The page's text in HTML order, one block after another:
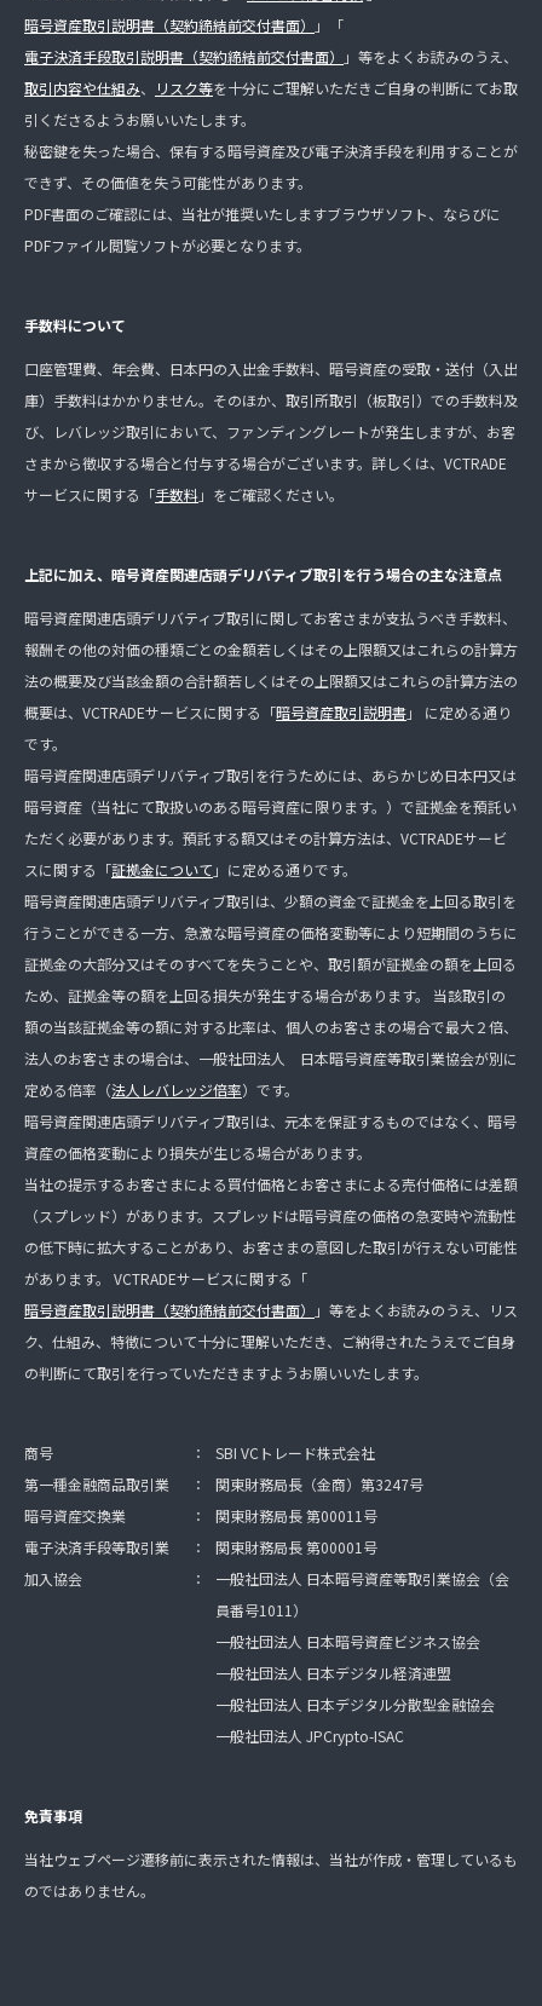
暗号資産取引説明書（契約締結前交付書面）
」「
電子決済手段取引説明書（契約締結前交付書面）
」等をよくお読みのうえ、
取引内容や仕組み、 リスク等を十分にご理解いただきご自身の判断にてお取
引くださるようお願いいたします。
秘密鍵を失った場合、保有する暗号資産及び電子決済手段を利用することが
できず、その価値を失う可能性があります。
PDF書面のご確認には、当社が推奨いたしますブラウザソフト、ならびに
PDFファイル閲覧ソフトが必要となります。
手数料について
口座管理費、年会費、日本円の入出金手数料、暗号資産の受取・送付（入出
庫）手数料はかかりません。そのほか、取引所取引（板取引）での手数料及
び、レバレッジ取引において、ファンディングレートが発生しますが、お客
さまから徴収する場合と付与する場合がございます。詳しくは、VCTRADE
サービスに関する「手数料」をご確認ください。
上記に加え、暗号資産関連店頭デリバティブ取引を行う場合の主な注意点
暗号資産関連店頭デリバティブ取引に関してお客さまが支払うべき手数料、
報酬その他の対価の種類ごとの金額若しくはその上限額又はこれらの計算方
法の概要及び当該金額の合計額若しくはその上限額又はこれらの計算方法の
概要は、VCTRADEサービスに関する「暗号資産取引説明書」 に定める通り
です。
暗号資産関連店頭デリバティブ取引を行うためには、あらかじめ日本円又は
暗号資産（当社にて取扱いのある暗号資産に限ります。）で証拠金を預託い
ただく必要があります。預託する額又はその計算方法は、VCTRADEサービ
スに関する「証拠金について 」に定める通りです。
暗号資産関連店頭デリバティブ取引は、少額の資金で証拠金を上回る取引を
行うことができる一方、急激な暗号資産の価格変動等により短期間のうちに
証拠金の大部分又はそのすべてを失うことや、取引額が証拠金の額を上回る
ため、証拠金等の額を上回る損失が発生する場合があります。 当該取引の
額の当該証拠金等の額に対する比率は、個人のお客さまの場合で最大２倍、
法人のお客さまの場合は、一般社団法人 日本暗号資産等取引業協会が別に
定める倍率（法人レバレッジ倍率）です。
暗号資産関連店頭デリバティブ取引は、元本を保証するものではなく、暗号
資産の価格変動により損失が生じる場合があります。
当社の提示するお客さまによる買付価格とお客さまによる売付価格には差額
（スプレッド）があります。スプレッドは暗号資産の価格の急変時や流動性
の低下時に拡大することがあり、お客さまの意図した取引が行えない可能性
があります。 VCTRADEサービスに関する「
暗号資産取引説明書（契約締結前交付書面）
」等をよくお読みのうえ、リス
ク、仕組み、特徴について十分に理解いただき、ご納得されたうえでご自身
の判断にて取引を行っていただきますようお願いいたします。
商号 ：
SBI VCトレード株式会社
第一種金融商品取引業
：
関東財務局長（金商）第3247号
暗号資産交換業
：
関東財務局長 第00011号
電子決済手段等取引業
：
関東財務局長 第00001号
加入協会
：
一般社団法人 日本暗号資産等取引業協会（会
員番号1011）
一般社団法人 日本暗号資産ビジネス協会
一般社団法人 日本デジタル経済連盟
一般社団法人 日本デジタル分散型金融協会
一般社団法人 JPCrypto-ISAC
免責事項
当社ウェブページ遷移前に表示された情報は、当社が作成・管理しているも
のではありません。